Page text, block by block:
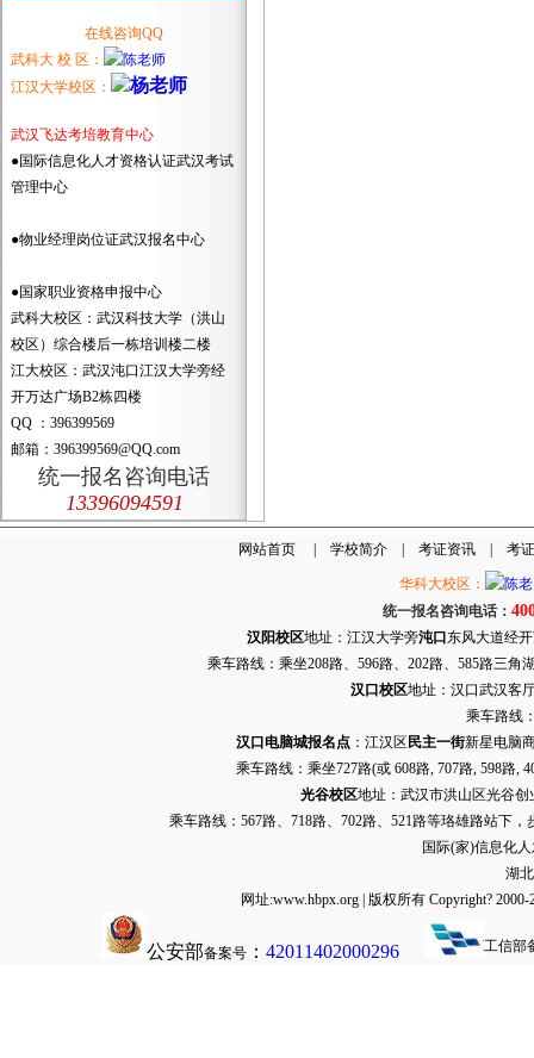
在线咨询QQ
武科大 校 区：
江汉大学校区：
武汉飞达考培教育中心
●国际信息化人才资格认证武汉考试
管理中心
●物业经理岗位证武汉报名中心
●国家职业资格申报中心
武科大校区：武汉科技大学（洪山
校区）综合楼后一栋培训楼二楼
江大校区：武汉沌口江汉大学旁经
开万达广场B2栋四楼
QQ ：396399569
邮箱：396399569@QQ.com
统一报名咨询电话
13396094591
网站首页| 学校简介| 考证资讯| 考
华科大校区：
统一报名咨询电话：
汉阳校区地址：江汉大学旁沌口 东风大道经
乘车路线：乘坐208路、596路、202路、585路三
汉口校区地址：汉口武汉客
乘车路线
汉口电脑城报名点：江汉区 民主一街新星电脑
乘车路线：乘坐727路(或 608路, 707路, 598路,
光谷校区地址：武汉市洪山区光谷创
乘车路线：567路、718路、702路、521路等珞雄路站下
国际(家)信息化
湖
网址:www.hbpx.org | 版权所有 Copyright?
公安部备案号 ： 42011402000296 工信部